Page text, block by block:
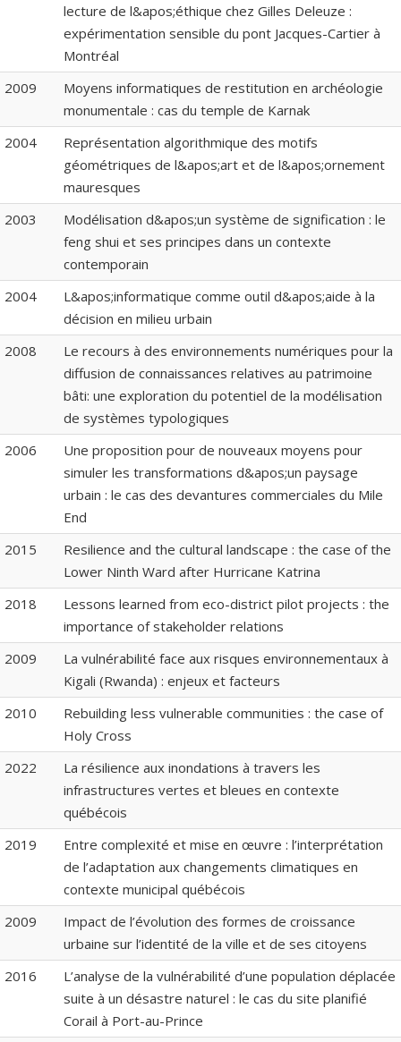
lecture de l&apos;éthique chez Gilles Deleuze :
expérimentation sensible du pont Jacques-Cartier à
Montréal
2009
Moyens informatiques de restitution en archéologie
monumentale : cas du temple de Karnak
2004
Représentation algorithmique des motifs
géométriques de l&apos;art et de l&apos;ornement
mauresques
2003
Modélisation d&apos;un système de signification : le
feng shui et ses principes dans un contexte
contemporain
2004
L&apos;informatique comme outil d&apos;aide à la
décision en milieu urbain
2008
Le recours à des environnements numériques pour la
diffusion de connaissances relatives au patrimoine
bâti: une exploration du potentiel de la modélisation
de systèmes typologiques
2006
Une proposition pour de nouveaux moyens pour
simuler les transformations d&apos;un paysage
urbain : le cas des devantures commerciales du Mile
End
2015
Resilience and the cultural landscape : the case of the
Lower Ninth Ward after Hurricane Katrina
2018
Lessons learned from eco-district pilot projects : the
importance of stakeholder relations
2009
La vulnérabilité face aux risques environnementaux à
Kigali (Rwanda) : enjeux et facteurs
2010
Rebuilding less vulnerable communities : the case of
Holy Cross
2022
La résilience aux inondations à travers les
infrastructures vertes et bleues en contexte
québécois
2019
Entre complexité et mise en œuvre : l’interprétation
de l’adaptation aux changements climatiques en
contexte municipal québécois
2009
Impact de l’évolution des formes de croissance
urbaine sur l’identité de la ville et de ses citoyens
2016
L’analyse de la vulnérabilité d’une population déplacée
suite à un désastre naturel : le cas du site planifié
Corail à Port-au-Prince